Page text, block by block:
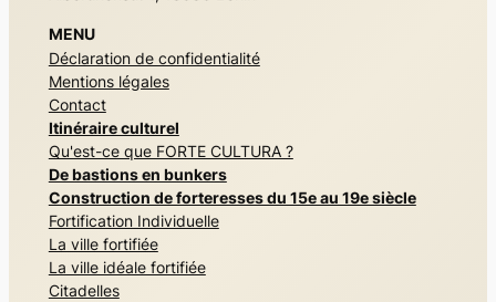
MENU
Déclaration de confidentialité
Mentions légales
Contact
Itinéraire culturel
Qu'est-ce que FORTE CULTURA ?
De bastions en bunkers
Construction de forteresses du 15e au 19e siècle
Fortification Individuelle
La ville fortifiée
La ville idéale fortifiée
Citadelles